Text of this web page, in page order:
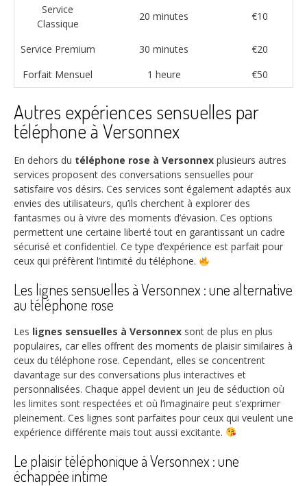
Service
Classique
20 minutes €10
Service Premium 30 minutes
€20
Forfait Mensuel
1 heure €50
Autres expériences sensuelles par
téléphone à Versonnex
En dehors du téléphone rose à Versonnex plusieurs autres
services proposent des conversations sensuelles pour
satisfaire vos désirs. Ces services sont également adaptés aux
envies des utilisateurs, qu’ils cherchent à explorer des
fantasmes ou à vivre des moments d’évasion. Ces options
permettent une certaine liberté tout en garantissant un cadre
sécurisé et confidentiel. Ce type d’expérience est parfait pour
ceux qui préfèrent l’intimité du téléphone.
Les lignes sensuelles à Versonnex : une alternative
au téléphone rose
Les lignes sensuelles à Versonnex sont de plus en plus
populaires, car elles offrent des moments de plaisir similaires à
ceux du téléphone rose. Cependant, elles se concentrent
davantage sur des conversations plus interactives et
personnalisées. Chaque appel devient un jeu de séduction où
les limites sont respectées et où l’imaginaire peut s’exprimer
pleinement. Ces lignes sont parfaites pour ceux qui veulent une
expérience différente mais tout aussi excitante.
Le plaisir téléphonique à Versonnex : une
échappée intime